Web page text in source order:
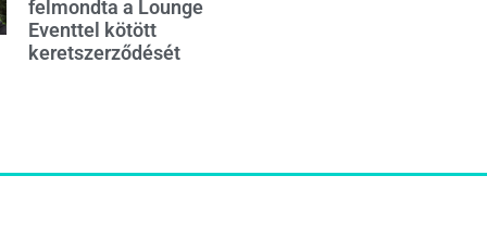
felmondta a Lounge
Eventtel kötött
keretszerződését